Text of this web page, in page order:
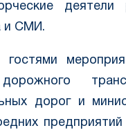
деятели
и СМИ.
гостями
дорог и
предприятий